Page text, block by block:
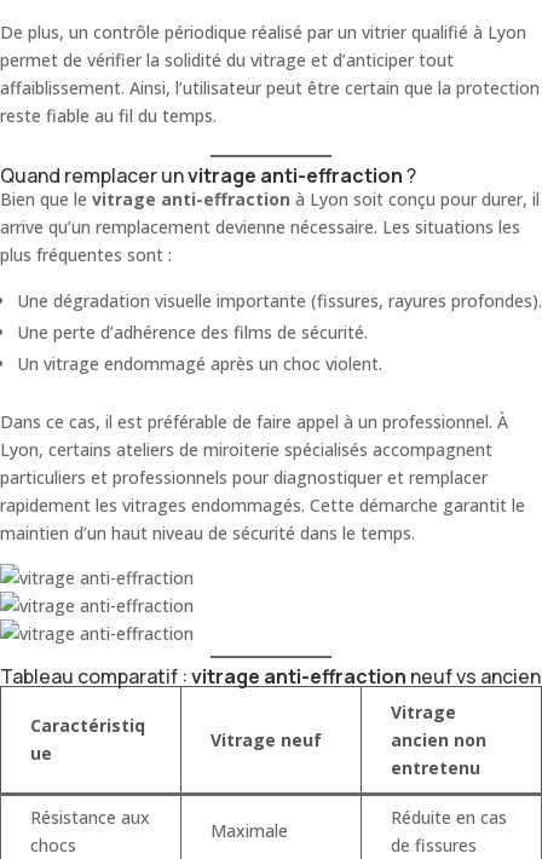
De plus, un contrôle périodique réalisé par un vitrier qualifié à Lyon
permet de vérifier la solidité du vitrage et d’anticiper tout
affaiblissement. Ainsi, l’utilisateur peut être certain que la protection
reste fiable au fil du temps.
Quand remplacer unvitrage anti-effraction?
Bien que le vitrage anti-effraction à Lyon soit conçu pour durer, il
arrive qu’un remplacement devienne nécessaire. Les situations les
plus fréquentes sont :
Une dégradation visuelle importante (fissures, rayures profondes).
Une perte d’adhérence des films de sécurité.
Un vitrage endommagé après un choc violent.
Dans ce cas, il est préférable de faire appel à un professionnel. À
Lyon, certains ateliers de miroiterie spécialisés accompagnent
particuliers et professionnels pour diagnostiquer et remplacer
rapidement les vitrages endommagés. Cette démarche garantit le
maintien d’un haut niveau de sécurité dans le temps.
Tableau comparatif :vitrage anti-effraction neuf vs ancien
Caractéristiq
ue
Vitrage neuf
Vitrage
ancien non
entretenu
Résistance aux
chocs
Maximale
Réduite en cas
de fissures